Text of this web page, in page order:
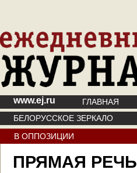
www.ej.ru ГЛАВНАЯ
БЕЛОРУССКОЕ ЗЕРКАЛО
В ОППОЗИЦИИ
ПРЯМАЯ РЕЧЬ